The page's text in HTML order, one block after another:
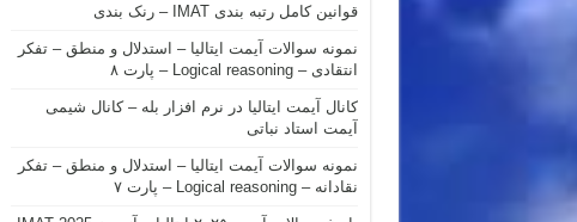
قوانین کامل رتبه بندی IMAT – رنک بندی
نمونه سوالات آیمت ایتالیا – استدلال و منطق – تفکر
انتقادی – Logical reasoning – پارت ۸
کانال آیمت ایتالیا در نرم افزار بله – کانال شیمی
آیمت استاد نباتی
نمونه سوالات آیمت ایتالیا – استدلال و منطق – تفکر
نقادانه – Logical reasoning – پارت ۷